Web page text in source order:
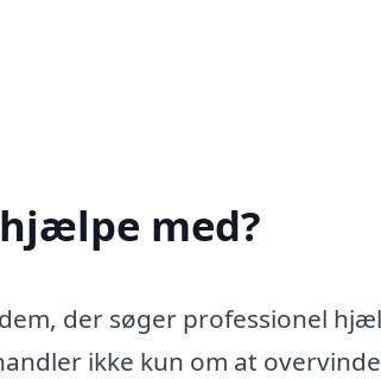
med?
der søger professionel
ikke kun om at overvinde